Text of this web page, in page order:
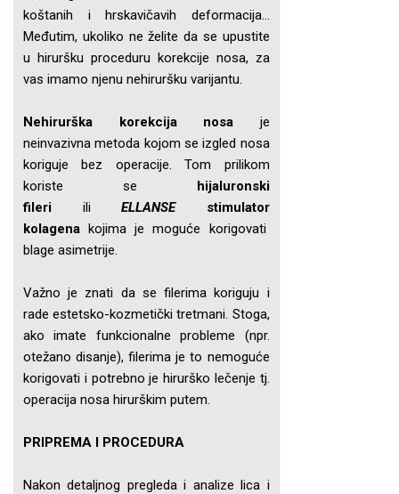
koštanih i hrskavičavih deformacija…
Međutim, ukoliko ne želite da se upustite
u hiruršku proceduru korekcije nosa, za
vas imamo njenu nehiruršku varijantu.
Nehirurška korekcija nosa je
neinvazivna metoda kojom se izgled nosa
koriguje bez operacije. Tom prilikom
koriste se hijaluronski
fileri iliELLANSE stimulator
kolagena kojima je moguće korigovati
blage asimetrije.
Važno je znati da se filerima koriguju i
rade estetsko-kozmetički tretmani. Stoga,
ako imate funkcionalne probleme (npr.
otežano disanje), filerima je to nemoguće
korigovati i potrebno je hirurško lečenje tj.
operacija nosa hirurškim putem.
PRIPREMA I PROCEDURA
Nakon detaljnog pregleda i analize lica i